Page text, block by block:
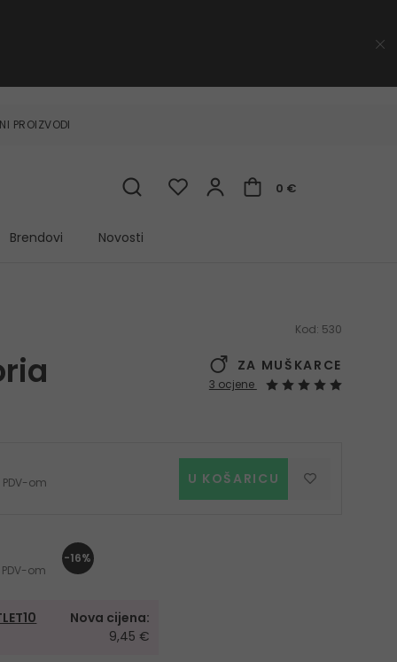
PROIZVODI
0 €
Brendovi Novosti
Kod: 530
ZA MUŠKARCE
3 ocjene
om
U KOŠARICU
om
-16%
Nova cijena:
9,45 €